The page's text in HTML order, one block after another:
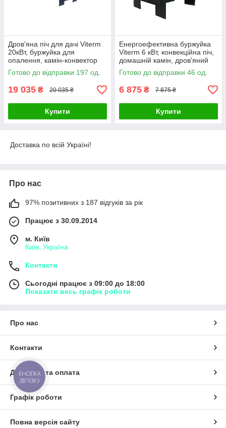
Дров'яна піч для дачі Viterm
20кВт, буржуйка для
опалення, камін-конвектор
для дому
Готово до відправки 197 од.
19 035 ₴ 20 035 ₴
Купити
Енергоефективна буржуйка
Viterm 6 кВт, конвекційна піч,
домашній камін, дров'яний
обігрівач
Готово до відправки 46 од.
6 875 ₴ 7 875 ₴
Купити
Доставка по всій Україні!
Про нас
97% позитивних з 187 відгуків за рік
Працює з 30.09.2014
м. Київ
Київ, Україна
Контакти
Сьогодні працює з 09:00 до 18:00
Показати весь графік роботи
Про нас
Контакти
Доставка та оплата
Графік роботи
Повна версія сайту
КНОПКА
ЗВ'ЯЗКУ